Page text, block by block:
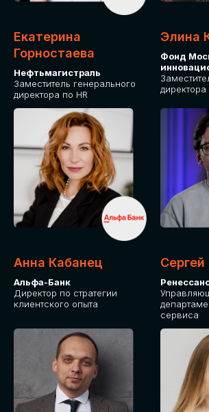
Екатерина
Горностаева
Нефтьмагистраль
Заместитель генерального
директора по HR
Элина
Фонд
директора
Анна Кабанец
Альфа-Банк
Директор по стратегии
клиентского опыта
Сергей
сервиса
Приглашаем стать партнером GLOBAL
TECH FORUM и презентовать ваши
решения целевой аудитории. Будем
рады сотрудничеству!
ПОДАТЬ ЗАЯВКУ
СТОИМОСТЬ
УЧАСТИЯ